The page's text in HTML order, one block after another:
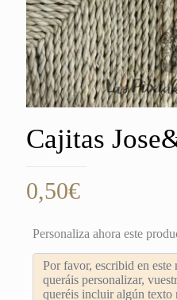
Cajitas
0,50€
Personaliza ahora este